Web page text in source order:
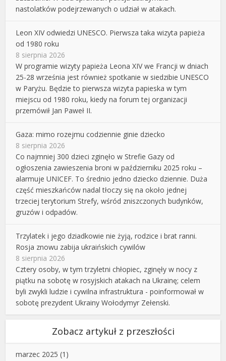
nastolatków podejrzewanych o udział w atakach.
Leon XIV odwiedzi UNESCO. Pierwsza taka wizyta papieża
od 1980 roku
8 sierpnia 2026
W programie wizyty papieża Leona XIV we Francji w dniach
25-28 września jest również spotkanie w siedzibie UNESCO
w Paryżu. Będzie to pierwsza wizyta papieska w tym
miejscu od 1980 roku, kiedy na forum tej organizacji
przemówił Jan Paweł II.
Gaza: mimo rozejmu codziennie ginie dziecko
8 sierpnia 2026
Co najmniej 300 dzieci zginęło w Strefie Gazy od
ogłoszenia zawieszenia broni w październiku 2025 roku –
alarmuje UNICEF. To średnio jedno dziecko dziennie. Duża
część mieszkańców nadal tłoczy się na około jednej
trzeciej terytorium Strefy, wśród zniszczonych budynków,
gruzów i odpadów.
Trzylatek i jego dziadkowie nie żyją, rodzice i brat ranni.
Rosja znowu zabija ukraińskich cywilów
8 sierpnia 2026
Cztery osoby, w tym trzyletni chłopiec, zginęły w nocy z
piątku na sobotę w rosyjskich atakach na Ukrainę; celem
byli zwykli ludzie i cywilna infrastruktura - poinformował w
sobotę prezydent Ukrainy Wołodymyr Zełenski.
Zobacz artykuł z przeszłości
marzec 2025 (1)